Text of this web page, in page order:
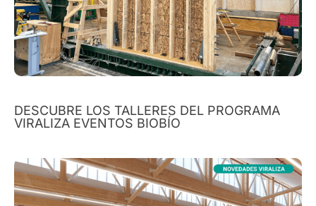
DESCUBRE LOS TALLERES DEL PROGRAMA
VIRALIZA EVENTOS BIOBÍO